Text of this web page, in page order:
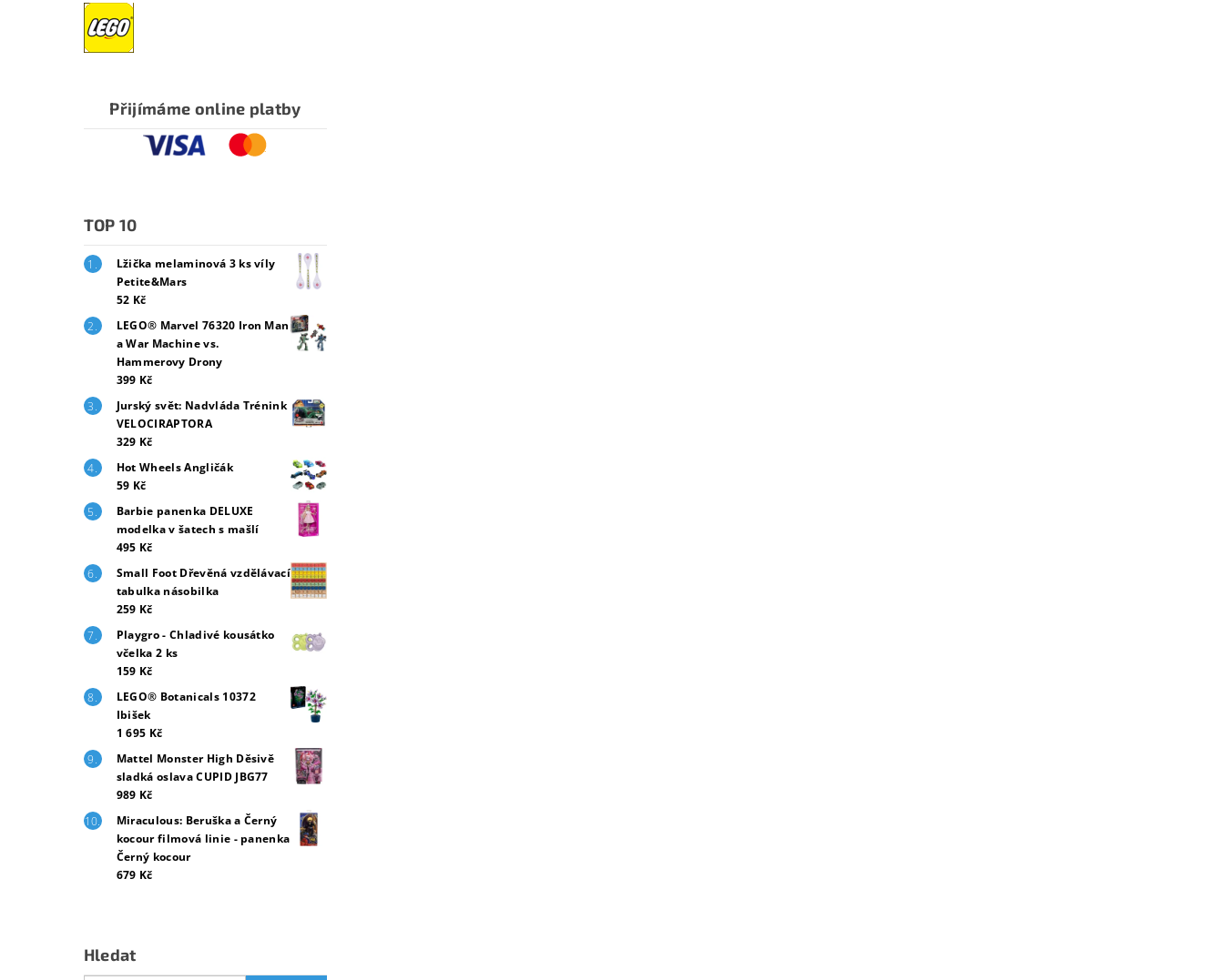
Přijímáme online platby
TOP 10
Lžička melaminová 3 ks víly
Petite&Mars
52 Kč
LEGO® Marvel 76320 Iron Man
a War Machine vs.
Hammerovy Drony
399 Kč
Jurský svět: Nadvláda Trénink
VELOCIRAPTORA
329 Kč
Hot Wheels Angličák
59 Kč
Barbie panenka DELUXE
modelka v šatech s mašlí
495 Kč
Small Foot Dřevěná vzdělávací
tabulka násobilka
259 Kč
Playgro - Chladivé kousátko
včelka 2 ks
159 Kč
LEGO® Botanicals 10372
Ibišek
1 695 Kč
Mattel Monster High Děsivě
sladká oslava CUPID JBG77
989 Kč
Miraculous: Beruška a Černý
kocour filmová linie - panenka
Černý kocour
679 Kč
Hledat